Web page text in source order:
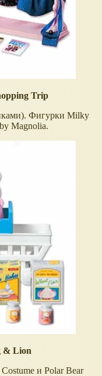
Trip
Фигурки Milky
Magnolia.
& Lion
и Polar Bear